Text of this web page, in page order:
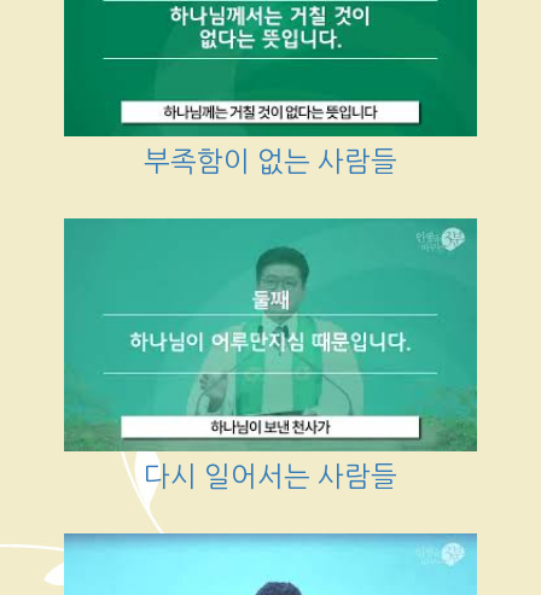
부족함이 없는 사람들
다시 일어서는 사람들